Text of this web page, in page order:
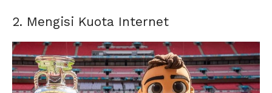
2. Mengisi Kuota Internet